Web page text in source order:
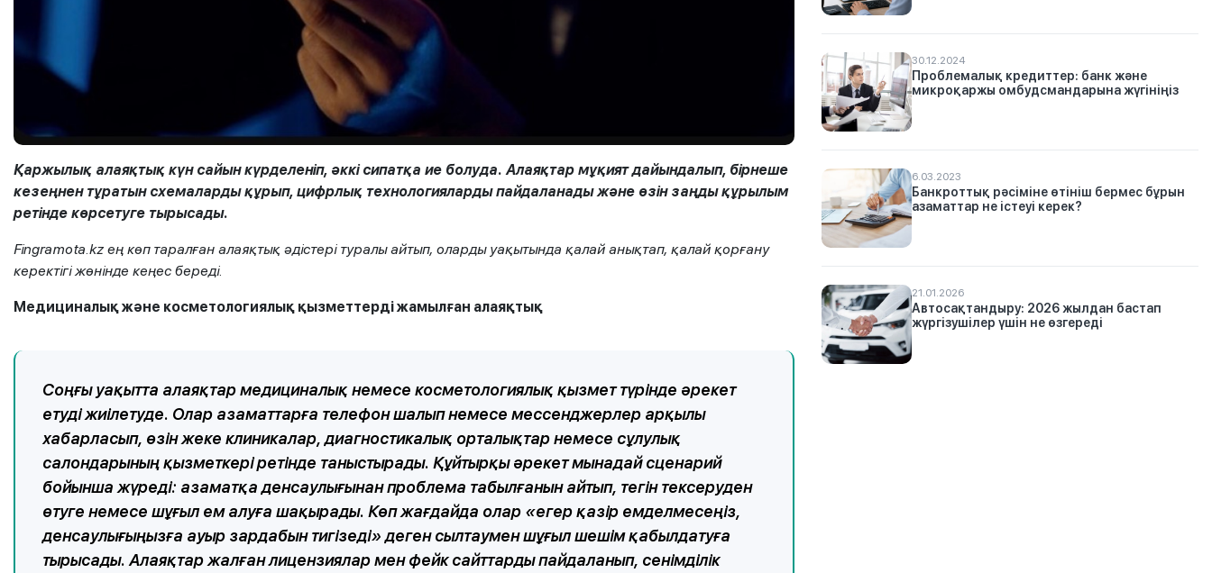
Қаржылық алаяқтық күн сайын күрделеніп, әккі сипатқа ие болуда. Алаяқтар мұқият дайындалып, бірнеше
кезеңнен тұратын схемаларды құрып, цифрлық технологияларды пайдаланады және өзін заңды құрылым
ретінде көрсетуге тырысады.
Fingramota.kz ең көп таралған алаяқтық әдістері туралы айтып, оларды уақытында қалай анықтап, қалай қорғану
керектігі жөнінде кеңес береді.
Медициналық және косметологиялық қызметтерді жамылған алаяқтық
Соңғы уақытта алаяқтар медициналық немесе косметологиялық қызмет түрінде әрекет
етуді жиілетуде. Олар азаматтарға телефон шалып немесе мессенджерлер арқылы
хабарласып, өзін жеке клиникалар, диагностикалық орталықтар немесе сұлулық
салондарының қызметкері ретінде таныстырады. Құйтырқы әрекет мынадай сценарий
бойынша жүреді: азаматқа денсаулығынан проблема табылғанын айтып, тегін тексеруден
өтуге немесе шұғыл ем алуға шақырады. Көп жағдайда олар «егер қазір емделмесеңіз,
денсаулығыңызға ауыр зардабын тигізеді» деген сылтаумен шұғыл шешім қабылдатуға
тырысады. Алаяқтар жалған лицензиялар мен фейк сайттарды пайдаланып, сенімділік
30.12.2024
Проблемалық кредиттер: банк және
микроқаржы омбудсмандарына жүгініңіз
6.03.2023
Банкроттық рәсіміне өтініш бермес бұрын
азаматтар не істеуі керек?
21.01.2026
Автосақтандыру: 2026 жылдан бастап
жүргізушілер үшін не өзгереді